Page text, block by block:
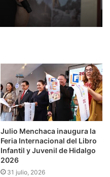
Julio Menchaca inaugura la
Feria Internacional del Libro
Infantil y Juvenil de Hidalgo
2026
31 julio, 2026